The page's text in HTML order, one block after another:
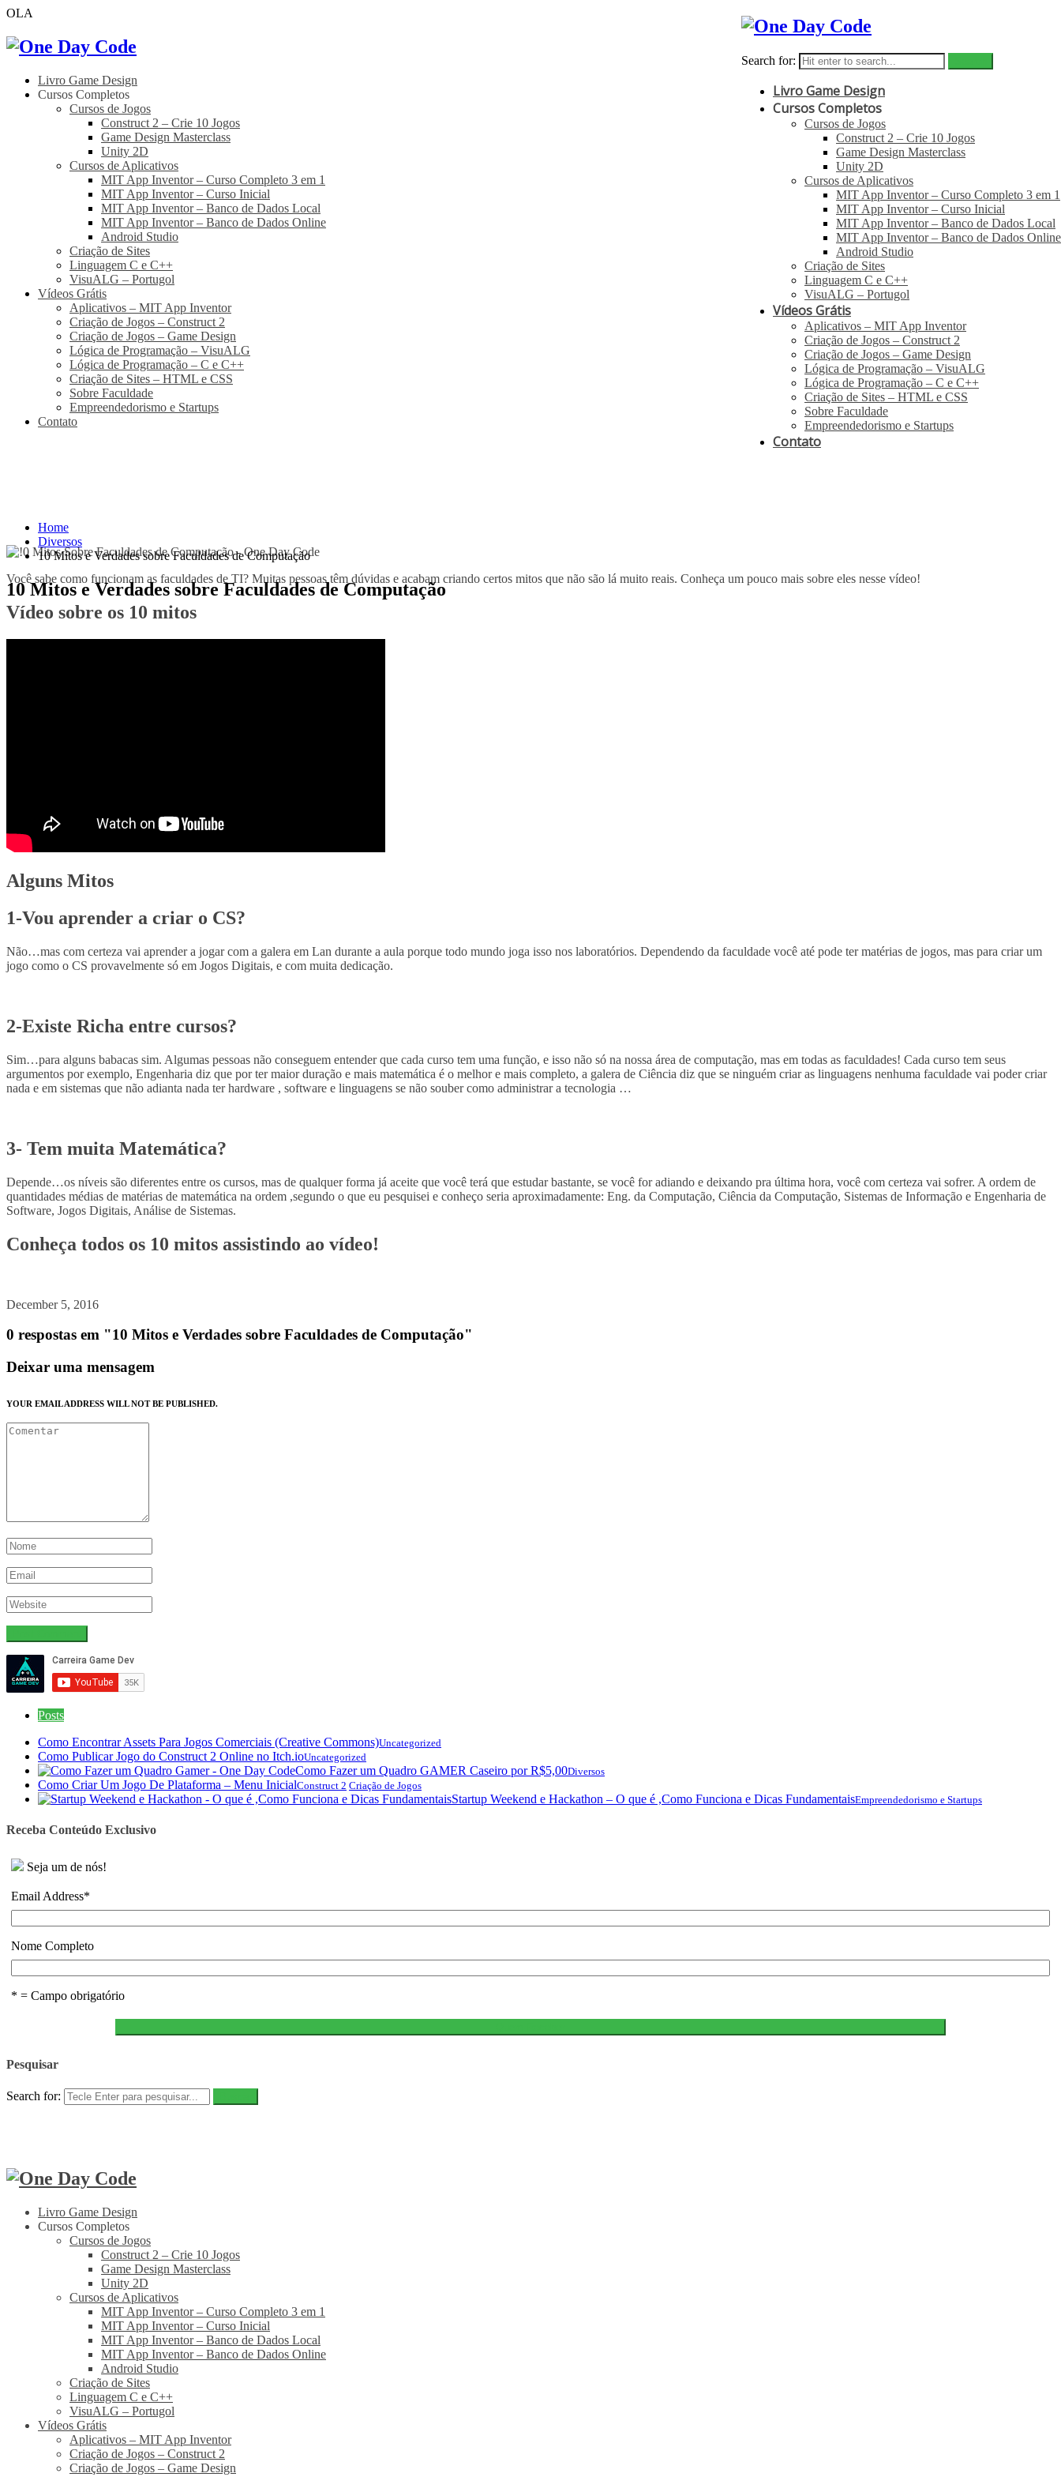
OLA
Livro Game Design
Cursos Completos
Cursos de Jogos
Construct 2 – Crie 10 Jogos
Game Design Masterclass
Unity 2D
Cursos de Aplicativos
MIT App Inventor – Curso Completo 3 em 1
MIT App Inventor – Curso Inicial
MIT App Inventor – Banco de Dados Local
MIT App Inventor – Banco de Dados Online
Android Studio
Criação de Sites
Linguagem C e C++
VisuALG – Portugol
Vídeos Grátis
Aplicativos – MIT App Inventor
Criação de Jogos – Construct 2
Criação de Jogos – Game Design
Lógica de Programação – VisuALG
Lógica de Programação – C e C++
Criação de Sites – HTML e CSS
Sobre Faculdade
Empreendedorismo e Startups
Contato
Search for:
Livro Game Design
Cursos Completos
Cursos de Jogos
Construct 2 – Crie 10 Jogos
Game Design Masterclass
Unity 2D
Cursos de Aplicativos
MIT App Inventor – Curso Completo 3 em 1
MIT App Inventor – Curso Inicial
MIT App Inventor – Banco de Dados Local
MIT App Inventor – Banco de Dados Online
Android Studio
Criação de Sites
Linguagem C e C++
VisuALG – Portugol
Vídeos Grátis
Aplicativos – MIT App Inventor
Criação de Jogos – Construct 2
Criação de Jogos – Game Design
Lógica de Programação – VisuALG
Lógica de Programação – C e C++
Criação de Sites – HTML e CSS
Sobre Faculdade
Empreendedorismo e Startups
Contato
Home
Diversos
10 Mitos e Verdades sobre Faculdades de Computação
10 Mitos e Verdades sobre Faculdades de Computação
Você sabe como funcionam as faculdades de TI? Muitas pessoas têm dúvidas e acabam criando certos mitos que não são lá muito reais. Conheça um pouco mais sobre eles nesse vídeo!
Vídeo sobre os 10 mitos
Alguns Mitos
1-Vou aprender a criar o CS?
Não…mas com certeza vai aprender a jogar com a galera em Lan durante a aula porque todo mundo joga isso nos laboratórios. Dependendo da faculdade você até pode ter matérias de jogos, mas para criar um
jogo como o CS provavelmente só em Jogos Digitais, e com muita dedicação.
2-Existe Richa entre cursos?
Sim…para alguns babacas sim. Algumas pessoas não conseguem entender que cada curso tem uma função, e isso não só na nossa área de computação, mas em todas as faculdades! Cada curso tem seus
argumentos por exemplo, Engenharia diz que por ter maior duração e mais matemática é o melhor e mais completo, a galera de Ciência diz que se ninguém criar as linguagens nenhuma faculdade vai poder criar
nada e em sistemas que não adianta nada ter hardware , software e linguagens se não souber como administrar a tecnologia …
3- Tem muita Matemática?
Depende…os níveis são diferentes entre os cursos, mas de qualquer forma já aceite que você terá que estudar bastante, se você for adiando e deixando pra última hora, você com certeza vai sofrer. A ordem de
quantidades médias de matérias de matemática na ordem ,segundo o que eu pesquisei e conheço seria aproximadamente: Eng. da Computação, Ciência da Computação, Sistemas de Informação e Engenharia de
Software, Jogos Digitais, Análise de Sistemas.
Conheça todos os 10 mitos assistindo ao vídeo!
December 5, 2016
0 respostas em "10 Mitos e Verdades sobre Faculdades de Computação"
Deixar uma mensagem
YOUR EMAIL ADDRESS WILL NOT BE PUBLISHED.
Posts
Como Encontrar Assets Para Jogos Comerciais (Creative Commons)Uncategorized
Como Publicar Jogo do Construct 2 Online no Itch.ioUncategorized
Como Fazer um Quadro GAMER Caseiro por R$5,00Diversos
Como Criar Um Jogo De Plataforma – Menu InicialConstruct 2 Criação de Jogos
Startup Weekend e Hackathon – O que é ,Como Funciona e Dicas FundamentaisEmpreendedorismo e Startups
Receba Conteúdo Exclusivo
Seja um de nós!
Email Address*
Nome Completo
* = Campo obrigatório
Pesquisar
Search for:
Livro Game Design
Cursos Completos
Cursos de Jogos
Construct 2 – Crie 10 Jogos
Game Design Masterclass
Unity 2D
Cursos de Aplicativos
MIT App Inventor – Curso Completo 3 em 1
MIT App Inventor – Curso Inicial
MIT App Inventor – Banco de Dados Local
MIT App Inventor – Banco de Dados Online
Android Studio
Criação de Sites
Linguagem C e C++
VisuALG – Portugol
Vídeos Grátis
Aplicativos – MIT App Inventor
Criação de Jogos – Construct 2
Criação de Jogos – Game Design